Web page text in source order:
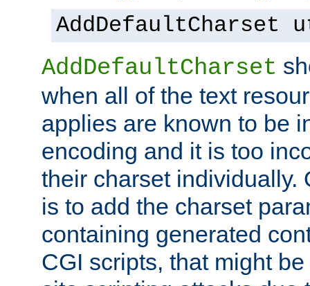
AddDefaultCharset
AddDefaultCharset
when all of the text
applies are known to be
encoding and it is too
their charset individually.
is to add the charset
containing generated
CGI scripts, that might